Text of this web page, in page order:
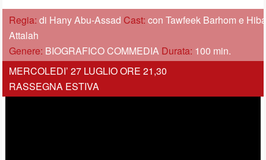
Regia:di Hany Abu-Assad Cast:con Tawfeek Barhom e
Attalah
Genere: BIOGRAFICO COMMEDIA Durata: 100 min.
MERCOLEDI’ 27 LUGLIO ORE 21,30
RASSEGNA ESTIVA